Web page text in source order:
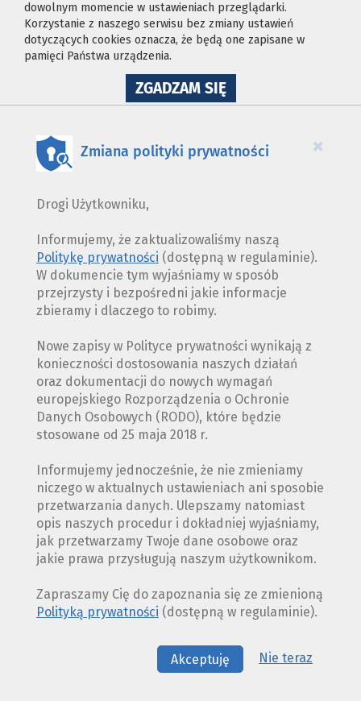
dowolnym momencie w ustawieniach przeglądarki.
Korzystanie z naszego serwisu bez zmiany ustawień
dotyczących cookies oznacza, że będą one zapisane w
pamięci Państwa urządzenia.
ZGADZAM SIĘNA
WYKORZYSTANIE
×
Zmiana polityki prywatności
Drogi Użytkowniku,
Informujemy, że zaktualizowaliśmy naszą
Politykę prywatności (dostępną w regulaminie).
W dokumencie tym wyjaśniamy w sposób
przejrzysty i bezpośredni jakie informacje
zbieramy i dlaczego to robimy.
Nowe zapisy w Polityce prywatności wynikają z
konieczności dostosowania naszych działań
oraz dokumentacji do nowych wymagań
europejskiego Rozporządzenia o Ochronie
Danych Osobowych (RODO), które będzie
stosowane od 25 maja 2018 r.
Informujemy jednocześnie, że nie zmieniamy
niczego w aktualnych ustawieniach ani sposobie
przetwarzania danych. Ulepszamy natomiast
opis naszych procedur i dokładniej wyjaśniamy,
jak przetwarzamy Twoje dane osobowe oraz
jakie prawa przysługują naszym użytkownikom.
Zapraszamy Cię do zapoznania się ze zmienioną
Polityką prywatności (dostępną w regulaminie).
Akceptuję Nie teraz